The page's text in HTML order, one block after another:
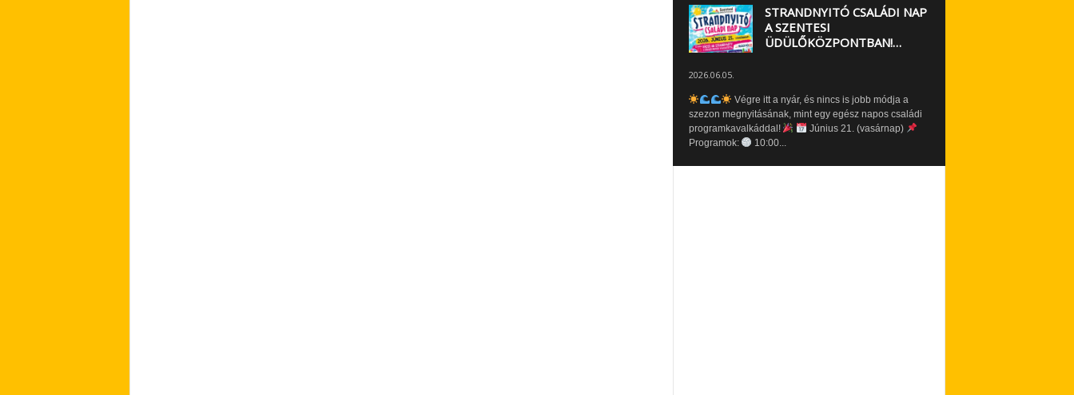
STRANDNYITÓ CSALÁDI NAP
A SZENTESI
ÜDÜLŐKÖZPONTBAN!…
2026.06.05.
Végre itt a nyár, és nincs is jobb módja a
szezon megnyitásának, mint egy egész napos családi
programkavalkáddal!
Június 21. (vasárnap)
Programok:
10:00...